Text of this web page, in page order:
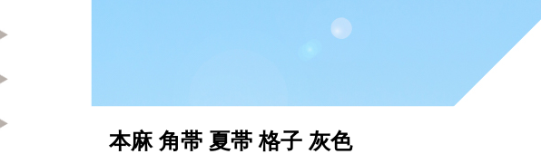
本麻 角帯 夏帯 格子 灰色